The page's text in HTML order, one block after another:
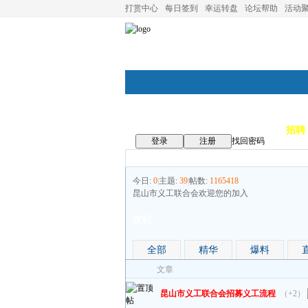
打赏中心 每日签到 幸运转盘 论坛帮助 活动
招聘
登录 注册
找回密码
今日: 0 主题: 39帖数: 1165418
昆山市义工联合会欢迎您的加入
全部 精华 爆料
文章
昆山市义工联合会招募义工流程 （+2）